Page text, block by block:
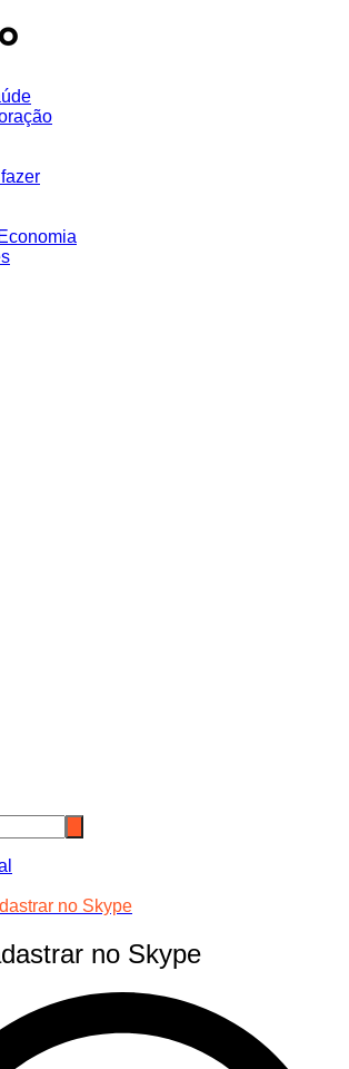
no Skype
no Skype